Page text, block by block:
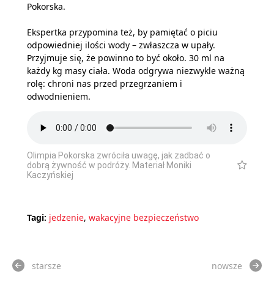
Pokorska.
Ekspertka przypomina też, by pamiętać o piciu
odpowiedniej ilości wody – zwłaszcza w upały.
Przyjmuje się, że powinno to być około. 30 ml na
każdy kg masy ciała. Woda odgrywa niezwykle ważną
rolę: chroni nas przed przegrzaniem i
odwodnieniem.
Olimpia Pokorska zwróciła uwagę, jak zadbać o
dobrą żywność w podróży. Materiał Moniki
Kaczyńskiej
Tagi: jedzenie, wakacyjne bezpieczeństwo
starsze nowsze